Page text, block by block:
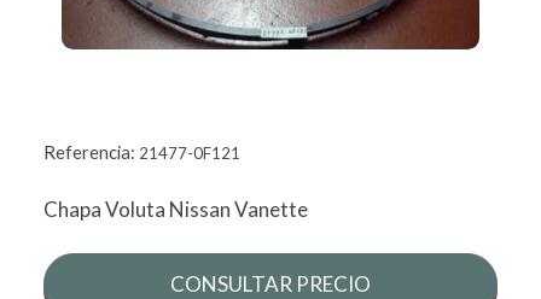
Referencia: 21477-0F121
Chapa Voluta Nissan Vanette
CONSULTAR PRECIO